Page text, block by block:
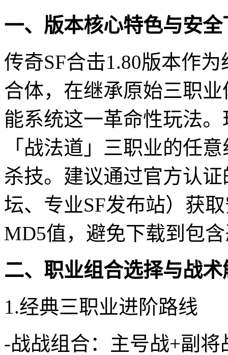
一、版本核心特色与安
传奇SF合击1.80版本作
合体，在继承原始三职
能系统这一革命性玩法
「战法道」三职业的任
杀技。建议通过官方认
坛、专业SF发布站）获
MD5值，避免下载到包
二、职业组合选择与战术
1.经典三职业进阶路线
-战战组合：主号战+副